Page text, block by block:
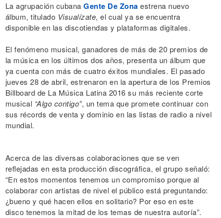
La agrupación cubana Gente De Zona estrena nuevo
álbum, titulado Visualízate, el cual ya se encuentra
disponible en las discotiendas y plataformas digitales.
El fenómeno musical, ganadores de más de 20 premios de
la música en los últimos dos años, presenta un álbum que
ya cuenta con más de cuatro éxitos mundiales. El pasado
jueves 28 de abril, estrenaron en la apertura de los Premios
Billboard de La Música Latina 2016 su más reciente corte
musical “Algo contigo”, un tema que promete continuar con
sus récords de venta y dominio en las listas de radio a nivel
mundial.
Acerca de las diversas colaboraciones que se ven
reflejadas en esta producción discográfica, el grupo señaló:
“En estos momentos tenemos un compromiso porque al
colaborar con artistas de nivel el público está preguntando:
¿bueno y qué hacen ellos en solitario? Por eso en este
disco tenemos la mitad de los temas de nuestra autoría”.